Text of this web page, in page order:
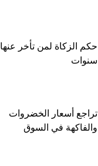
حكم الزكاة لمن تأخر عنها
سنوات
تراجع أسعار الخضروات
والفاكهة في السوق